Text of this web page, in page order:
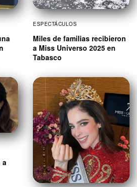
ESPECTÁCULOS
Miles de familias recibieron
a Miss Universo 2025 en
Tabasco
a